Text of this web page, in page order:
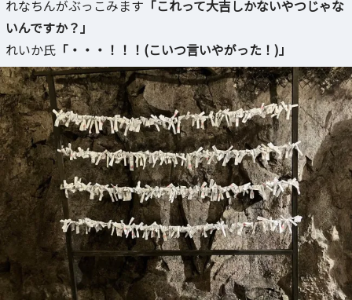
れなちんがぶっこみます 「これって大吉しかないやつじゃな
いんですか？」
れいか氏 「・・・！！！(こいつ言いやがった！)」